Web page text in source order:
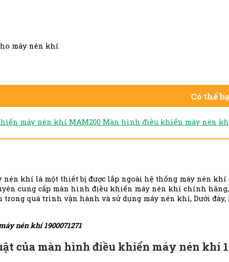
máy nén khí
Có thể
Màn hình điều khiển máy nén
khí là một thiết bị được lắp ngoài hệ thống máy nén
cung cấp màn hình điều khiển máy nén khí chính
quá trình vận hành và sử dụng máy nén khí, Dưới
nén khí 1900071271
của màn hình điều khiển máy nén khí